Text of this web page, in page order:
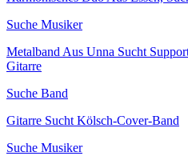
Suche Musiker
Metalband Aus Unna Sucht
Gitarre
Suche Band
Gitarre Sucht Kölsch-Cover-Band
Suche Musiker